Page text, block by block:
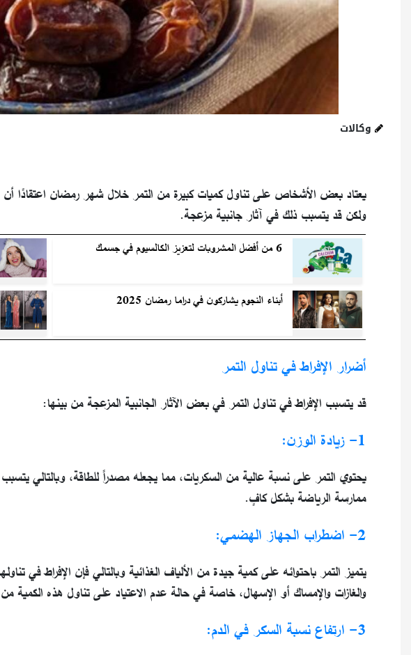
وكالات
يعتاد بعض الأشخاص على تناول كميات كبيرة من التمر خلال شهر رمضان اعتقادًا
ولكن قد يتسبب ذلك في آثار جانبية مزعجة.
أبناء النجوم يشاركون في دراما رمضان 2025
أضرار الإفراط في تناول التمر
قد يتسبب الإفراط في تناول التمر في بعض الآثار الجانبية المزعجة من بينها:
1- زيادة الوزن:
يحتوي التمر على نسبة عالية من السكريات، مما يجعله مصدراً للطاقة، وبالتالي
ممارسة الرياضة بشكل كافٍ.
2- اضطراب الجهاز الهضمي:
يتميز التمر باحتوائه على كمية جيدة من الألياف الغذائية وبالتالي فإن الإفراط في
والغازات والإمساك أو الإسهال، خاصة في حالة عدم الاعتياد على تناول هذه الكمية من
3- ارتفاع نسبة السكر في الدم: